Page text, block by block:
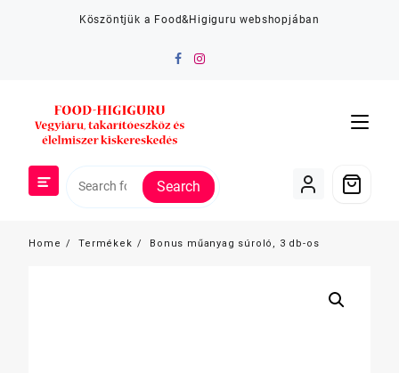
Köszöntjük a Food&Higiguru webshopjában
Search
Home Termékek Bonus műanyag súroló, 3 db-os